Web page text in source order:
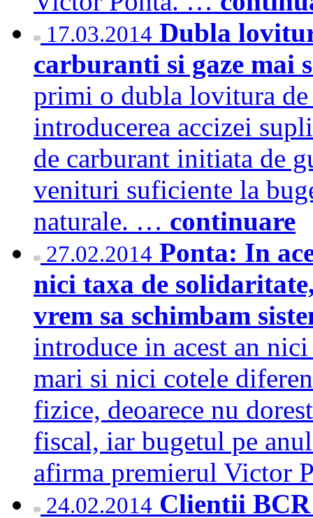
17.03.2014 Dubla
carburanti si gaze mai
primi o dubla lovitura
introducerea accizei
de carburant initiata de
venituri suficiente la
naturale. … continuare
27.02.2014 Ponta: In
nici taxa de
vrem sa schimbam
introduce in acest an
mari si nici cotele
fizice, deoarece nu
fiscal, iar bugetul pe
afirma premierul Victor
24.02.2014 Clientii